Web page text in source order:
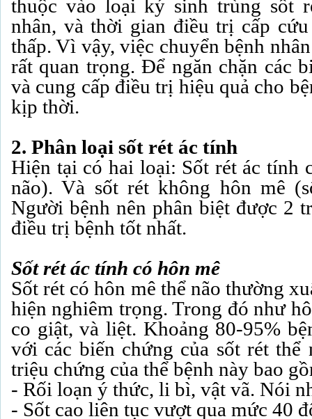
thuộc vào loại ký sinh trùng sốt
nhân, và thời gian điều trị cấp
thấp. Vì vậy, việc chuyển bệnh
rất quan trọng. Để ngăn chặn các
và cung cấp điều trị hiệu quả cho
kịp thời.
2. Phân loại sốt rét ác tính
Hiện tại có hai loại: Sốt rét ác tính
não). Và sốt rét không hôn mê
Người bệnh nên phân biệt được 2
điều trị bệnh tốt nhất.
Sốt rét ác tính có hôn mê
Sốt rét có hôn mê thể não thường
hiện nghiêm trọng. Trong đó như
co giật, và liệt. Khoảng 80-95%
với các biến chứng của sốt rét thể
triệu chứng của thể bệnh này bao
- Rối loạn ý thức, li bì, vật vã. Nói
- Sốt cao liên tục vượt qua mức 40